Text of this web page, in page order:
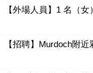
【外場人員】1 名（女）
【招聘】Murdoch附